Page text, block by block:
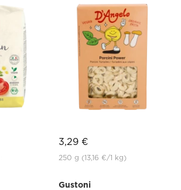
3,29 €
250 g (13,16 €/1 kg)
Gustoni